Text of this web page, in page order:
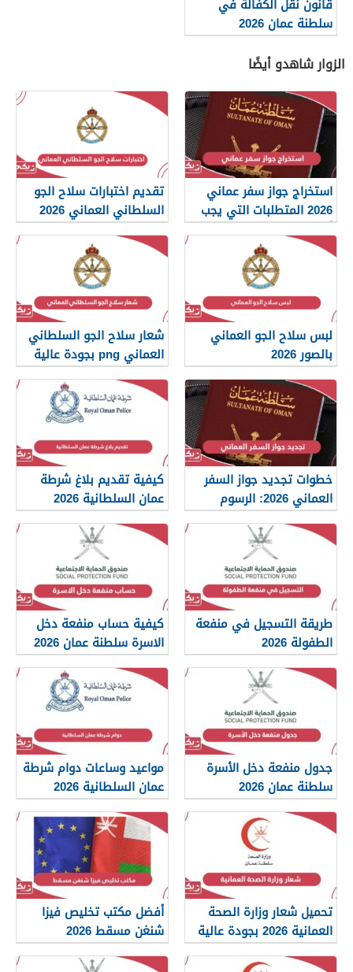
قانون نقل الكفالة في
سلطنة عمان 2026
الزوار شاهدو أيضًا
استخراج جواز سفر عماني
2026 المتطلبات التي يجب
أن تعرفها
تقديم اختبارات سلاح الجو
السلطاني العماني 2026
لبس سلاح الجو العماني
بالصور 2026
شعار سلاح الجو السلطاني
العماني png بجودة عالية
2026
خطوات تجديد جواز السفر
العماني 2026: الرسوم
والمستندات المطلوبة
كيفية تقديم بلاغ شرطة
عمان السلطانية 2026
طريقة التسجيل في منفعة
الطفولة 2026
كيفية حساب منفعة دخل
الاسرة سلطنة عمان 2026
جدول منفعة دخل الأسرة
سلطنة عمان 2026
مواعيد وساعات دوام شرطة
عمان السلطانية 2026
تحميل شعار وزارة الصحة
العمانية 2026 بجودة عالية
png
أفضل مكتب تخليص فيزا
شنغن مسقط 2026